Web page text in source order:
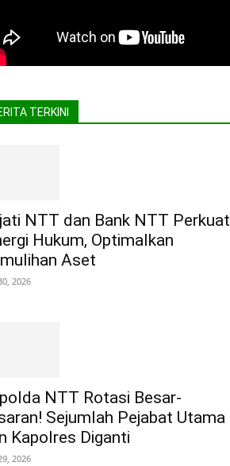
TERKINI
NTT dan Bank NTT Perkuat
Hukum, Optimalkan
Aset
2026
NTT Rotasi Besar-
Sejumlah Pejabat Utama
Kapolres Diganti
2026